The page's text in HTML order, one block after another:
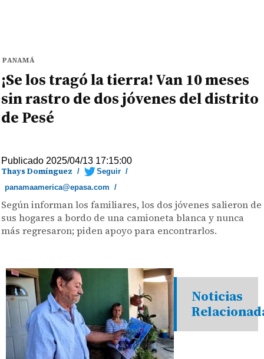
PANAMÁ
¡Se los tragó la tierra! Van 10 meses
sin rastro de dos jóvenes del distrito
de Pesé
Publicado 2025/04/13 17:15:00
Thays Domínguez / Seguir /
panamaamerica@epasa.com /
Según informan los familiares, los dos jóvenes salieron de
sus hogares a bordo de una camioneta blanca y nunca
más regresaron; piden apoyo para encontrarlos.
Noticias